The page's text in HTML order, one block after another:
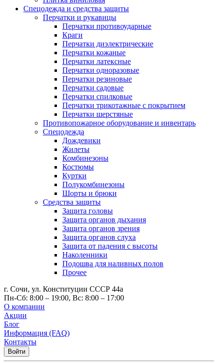
Спецодежда и средства защиты
Перчатки и рукавицы
Перчатки противоударные
Краги
Перчатки диэлектрические
Перчатки кожаные
Перчатки латексные
Перчатки одноразовые
Перчатки резиновые
Перчатки садовые
Перчатки спилковые
Перчатки трикотажные с покрытием
Перчатки шерстяные
Противопожарное оборудование и инвентарь
Спецодежда
Дождевики
Жилеты
Комбинезоны
Костюмы
Куртки
Полукомбинезоны
Шорты и брюки
Средства защиты
Защита головы
Защита органов дыхания
Защита органов зрения
Защита органов слуха
Защита от падения с высоты
Наколенники
Подошва для наливных полов
Прочее
г. Сочи, ул. Конституции СССР 44а
Пн-Сб: 8:00 – 19:00, Вс: 8:00 – 17:00
О компании
Акции
Блог
Информация (FAQ)
Контакты
Войти